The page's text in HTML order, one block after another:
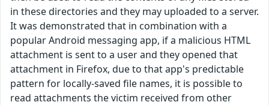
in these directories and they may uploaded to a server.
It was demonstrated that in combination with a
popular Android messaging app, if a malicious HTML
attachment is sent to a user and they opened that
attachment in Firefox, due to that app's predictable
pattern for locally-saved file names, it is possible to
read attachments the victim received from other